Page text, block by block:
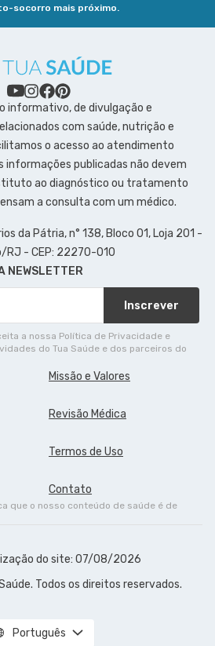
socorro mais próximo.
informativo, de divulgação e
com saúde, nutrição e
o acesso ao atendimento
informações publicadas não devem
ao diagnóstico ou tratamento
a consulta com um médico.
da Pátria, n° 138, Bloco 01, Loja 201 -
RJ - CEP: 22270-010
NEWSLETTER
Inscrever
a nossa Política de Privacidade e
do Tua Saúde e dos parceiros do
Missão e Valores
Revisão Médica
Termos de Uso
Contato
que o nosso conteúdo de saúde é de
do site: 07/08/2026
Todos os direitos reservados.
Português